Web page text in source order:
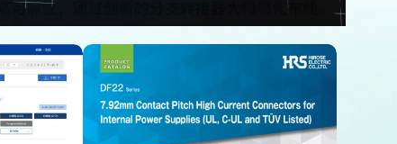
CAD)
下载目录